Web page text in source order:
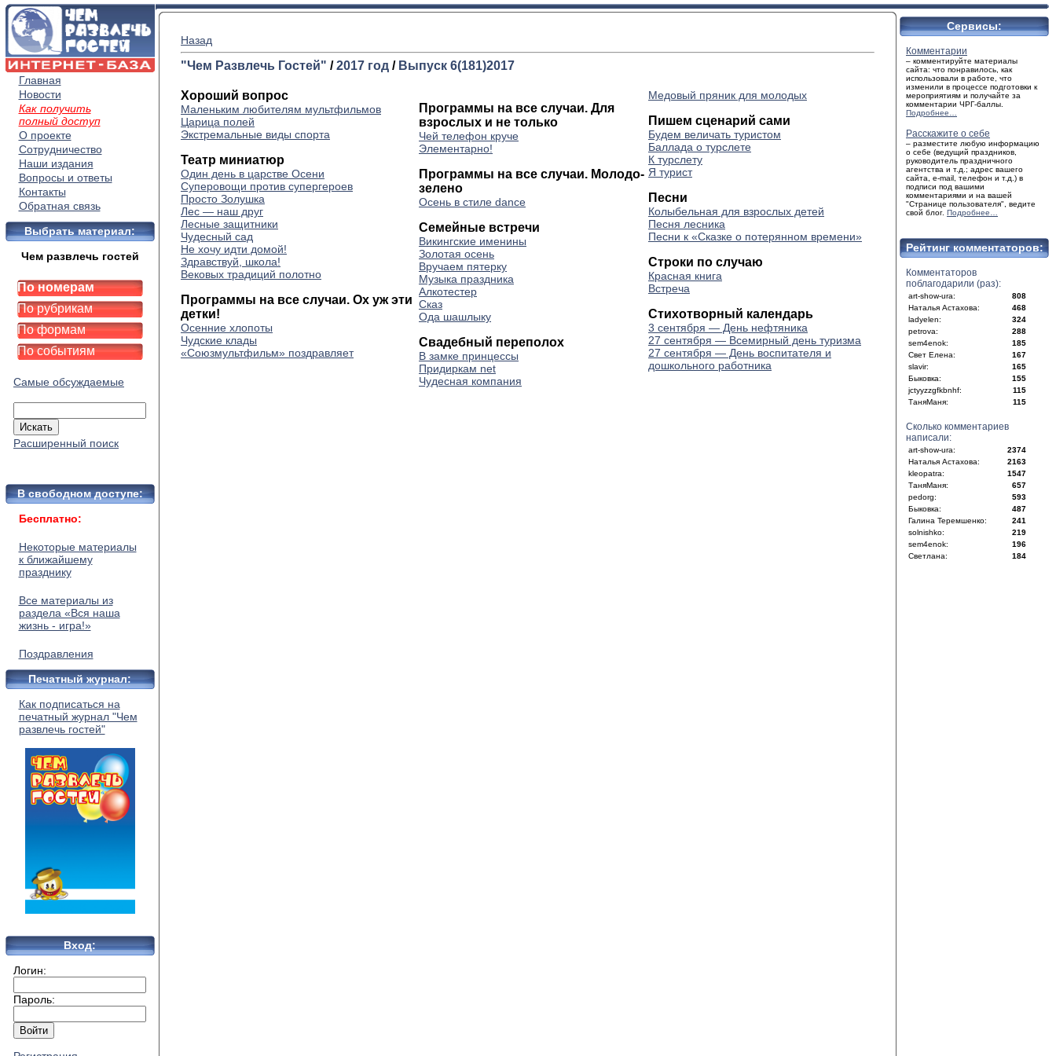
Главная
Новости
Как получить
полный доступ
О проекте
Сотрудничество
Наши издания
Вопросы и ответы
Контакты
Обратная связь
Выбрать материал:
Чем развлечь гостей
По номерам
По рубрикам
По формам
По событиям
Самые обсуждаемые
Расширенный поиск
В свободном доступе:
Бесплатно:
Некоторые материалы
к ближайшему
празднику
Все материалы из
раздела «Вся наша
жизнь - игра!»
Поздравления
Печатный журнал:
Как подписаться на
печатный журнал "Чем
развлечь гостей"
Вход:
Логин:
Пароль:
Назад
"Чем Развлечь Гостей" /2017 год / Выпуск 6(181)2017
Хороший вопрос
Маленьким любителям мультфильмов
Царица полей
Экстремальные виды спорта
Театр миниатюр
Один день в царстве Осени
Суперовощи против супергероев
Просто Золушка
Лес — наш друг
Лесные защитники
Чудесный сад
Не хочу идти домой!
Здравствуй, школа!
Вековых традиций полотно
Программы на все случаи. Ох уж эти
детки!
Осенние хлопоты
Чудские клады
«Союзмультфильм» поздравляет
Программы на все случаи. Для
взрослых и не только
Чей телефон круче
Элементарно!
Программы на все случаи. Молодо-
зелено
Осень в стиле dance
Семейные встречи
Викингские именины
Золотая осень
Вручаем пятерку
Музыка праздника
Алкотестер
Сказ
Ода шашлыку
Свадебный переполох
В замке принцессы
Придиркам net
Чудесная компания
Медовый пряник для молодых
Пишем сценарий сами
Будем величать туристом
Баллада о турслете
К турслету
Я турист
Песни
Колыбельная для взрослых детей
Песня лесника
Песни к «Сказке о потерянном времени»
Строки по случаю
Красная книга
Встреча
Стихотворный календарь
3 сентября — День нефтяника
27 сентября — Всемирный день туризма
27 сентября — День воспитателя и
дошкольного работника
Сервисы:
Комментарии
– комментируйте материалы
сайта: что понравилось, как
использовали в работе, что
изменили в процессе подготовки к
мероприятиям и получайте за
комментарии ЧРГ-баллы.
Подробнее…
Расскажите о себе
– разместите любую информацию
о себе (ведущий праздников,
руководитель праздничного
агентства и т.д.; адрес вашего
сайта, e-mail, телефон и т.д.) в
подписи под вашими
комментариями и на вашей
"Странице пользователя", ведите
свой блог. Подробнее…
Рейтинг комментаторов:
Комментаторов
поблагодарили (раз):
art-show-ura:
808
Наталья Астахова:
468
ladyelen:
324
petrova:
288
sem4enok:
185
Свет Елена:
167
slavir:
165
Быковка:
155
jctyyzzgfkbnhf:
115
ТаняМаня:
115
Сколько комментариев
написали:
art-show-ura:
2374
Наталья Астахова:
2163
kleopatra:
1547
ТаняМаня:
657
pedorg:
593
Быковка:
487
Галина Теремшенко:
241
solnishko:
219
sem4enok:
196
Светлана:
184